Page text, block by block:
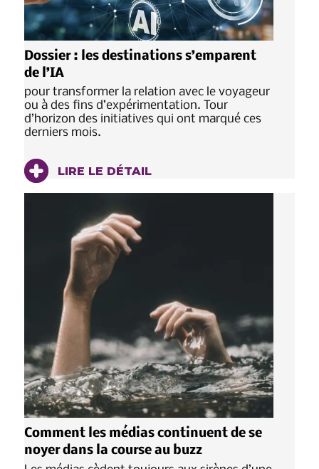
Dossier : les destinations s’emparent
de l’IA
pour transformer la relation avec le voyageur
ou à des fins d’expérimentation. Tour
d’horizon des initiatives qui ont marqué ces
derniers mois.
LIRE LE DÉTAIL
Comment les médias continuent de se
noyer dans la course au buzz